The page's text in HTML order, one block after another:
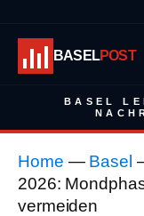
BASELPOST
BASEL
Home — Basel
2026:
vermeiden